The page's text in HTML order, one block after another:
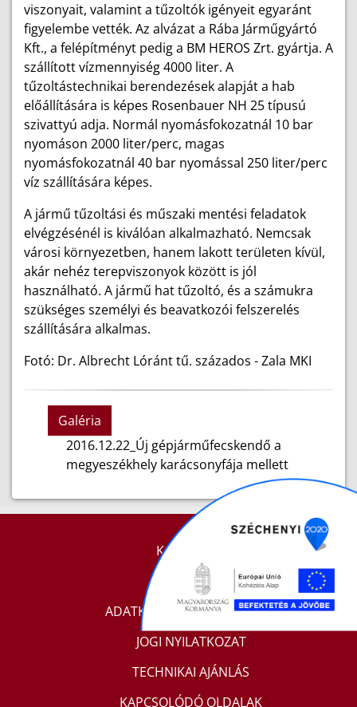
viszonyait, valamint a tűzoltók igényeit egyaránt
figyelembe vették. Az alvázat a Rába Járműgyártó
Kft., a felépítményt pedig a BM HEROS Zrt. gyártja. A
szállított vízmennyiség 4000 liter. A
tűzoltástechnikai berendezések alapját a hab
előállítására is képes Rosenbauer NH 25 típusú
szivattyú adja. Normál nyomásfokozatnál 10 bar
nyomáson 2000 liter/perc, magas
nyomásfokozatnál 40 bar nyomással 250 liter/perc
víz szállítására képes.
A jármű tűzoltási és műszaki mentési feladatok
elvégzésénél is kiválóan alkalmazható. Nemcsak
városi környezetben, hanem lakott területen kívül,
akár nehéz terepviszonyok között is jól
használható. A jármű hat tűzoltó, és a számukra
szükséges személyi és beavatkozói felszerelés
szállítására alkalmas.
Fotó: Dr. Albrecht Lóránt tű. százados - Zala MKI
Galéria
2016.12.22_Új gépjárműfecskendő a
megyeszékhely karácsonyfája mellett
KAPCSOLAT
IMPRESSZUM
ADATKEZELÉSI TÁJÉKOZTATÓ
JOGI NYILATKOZAT
TECHNIKAI AJÁNLÁS
KAPCSOLÓDÓ OLDALAK